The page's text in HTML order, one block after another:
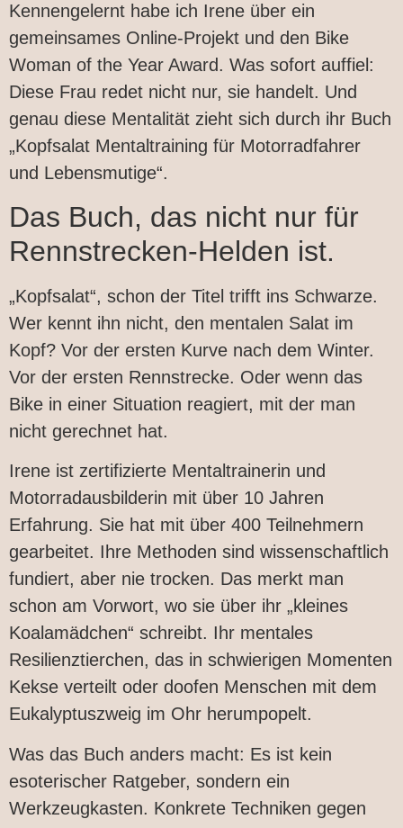
Kennengelernt habe ich Irene über ein
gemeinsames Online-Projekt und den Bike
Woman of the Year Award. Was sofort auffiel:
Diese Frau redet nicht nur, sie handelt. Und
genau diese Mentalität zieht sich durch ihr Buch
„Kopfsalat Mentaltraining für Motorradfahrer
und Lebensmutige“.
Das Buch, das nicht nur für
Rennstrecken-Helden ist.
„Kopfsalat“, schon der Titel trifft ins Schwarze.
Wer kennt ihn nicht, den mentalen Salat im
Kopf? Vor der ersten Kurve nach dem Winter.
Vor der ersten Rennstrecke. Oder wenn das
Bike in einer Situation reagiert, mit der man
nicht gerechnet hat.
Irene ist zertifizierte Mentaltrainerin und
Motorradausbilderin mit über 10 Jahren
Erfahrung. Sie hat mit über 400 Teilnehmern
gearbeitet. Ihre Methoden sind wissenschaftlich
fundiert, aber nie trocken. Das merkt man
schon am Vorwort, wo sie über ihr „kleines
Koalamädchen“ schreibt. Ihr mentales
Resilienztierchen, das in schwierigen Momenten
Kekse verteilt oder doofen Menschen mit dem
Eukalyptuszweig im Ohr herumpopelt.
Was das Buch anders macht: Es ist kein
esoterischer Ratgeber, sondern ein
Werkzeugkasten. Konkrete Techniken gegen